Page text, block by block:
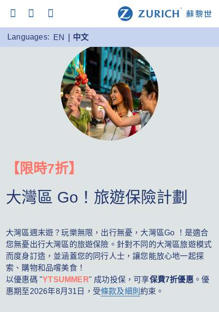
Languages: EN 中文
【限時7折】
大灣區 Go！旅遊保險計劃
大灣區週末遊？玩樂無限，出行無憂，大灣區Go ！是適合
您無憂出行大灣區的旅遊保險。針對不同的大灣區旅遊模式
而度身訂造，並涵蓋您的同行人士，讓您能放心地一起探
索、購物和品嚐美食！
以優惠碼 "YTSUMMER" 成功投保，可享保費7折優惠。優
惠期至2026年8月31日，受條款及細則 約束。